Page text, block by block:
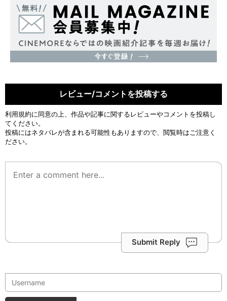
レビュー/コメントを投稿する
利用規約に同意の上、作品や記事に関するレビューやコメントを投稿し
てください。
投稿にはネタバレが含まれる可能性もありますので、閲覧時はご注意く
ださい。
Submit Reply